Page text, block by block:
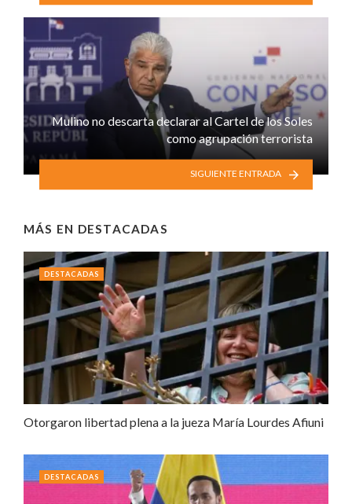
Mulino no descarta declarar al Cartel de los Soles
como agrupación terrorista
SIGUIENTE ENTRADA
MÁS EN DESTACADAS
Otorgaron libertad plena a la jueza María Lourdes Afiuni
DESTACADAS
DESTACADAS